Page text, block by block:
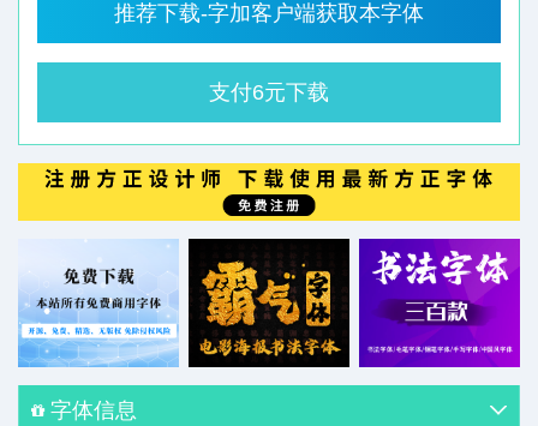
推荐下载-字加客户端获取本字体
支付6元下载
字体信息